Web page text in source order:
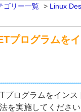
ゴリー一覧 > Linux
プログラムを
プログラムをイン
を実施してくださ